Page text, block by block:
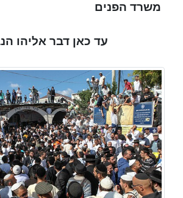
משרד הפנים
עד כאן דבר אליהו